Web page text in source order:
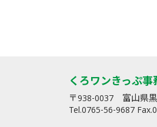
くろワンきっぷ事
〒938-0037 富山県
Tel.0765-56-9687